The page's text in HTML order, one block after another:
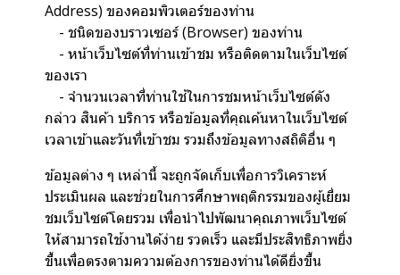
Address) ของคอมพิวเตอร์ของท่าน
- ชนิดของบราวเซอร์ (Browser) ของท่าน
- หน้าเว็บไซต์ที่ท่านเข้าชม หรือติดตามในเว็บไซต์
ของเรา
- จำนวนเวลาที่ท่านใช้ในการชมหน้าเว็บไซต์ดัง
กล่าว สินค้า บริการ หรือข้อมูลที่คุณค้นหาในเว็บไซต์
เวลาเข้าและวันที่เข้าชม รวมถึงข้อมูลทางสถิติอื่น ๆ
ข้อมูลต่าง ๆ เหล่านี้ จะถูกจัดเก็บเพื่อการวิเคราะห์
ประเมินผล และช่วยในการศึกษาพฤติกรรมของผู้เยี่ยม
ชมเว็บไซต์โดยรวม เพื่อนำไปพัฒนาคุณภาพเว็บไซต์
ให้สามารถใช้งานได้ง่าย รวดเร็ว และมีประสิทธิภาพยิ่ง
ขึ้นเพื่อตรงตามความต้องการของท่านได้ดียิ่งขึ้น